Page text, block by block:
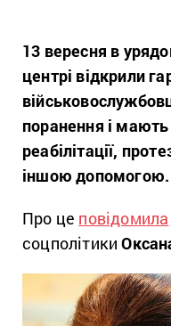
13 вересня в
центрі відкрили
поранення і
реабілітації,
іншою допомогою.
Про це повідомила
соцполітики